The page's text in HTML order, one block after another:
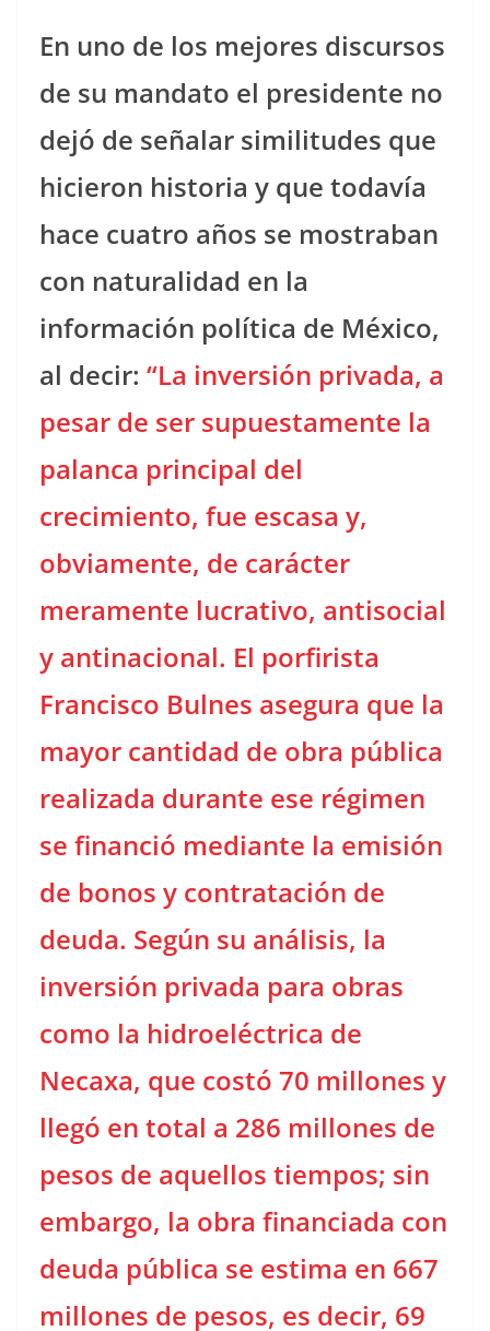
En uno de los mejores discursos
de su mandato el presidente no
dejó de señalar similitudes que
hicieron historia y que todavía
hace cuatro años se mostraban
con naturalidad en la
información política de México,
al decir: “La inversión privada, a
pesar de ser supuestamente la
palanca principal del
crecimiento, fue escasa y,
obviamente, de carácter
meramente lucrativo, antisocial
y antinacional. El porfirista
Francisco Bulnes asegura que la
mayor cantidad de obra pública
realizada durante ese régimen
se financió mediante la emisión
de bonos y contratación de
deuda. Según su análisis, la
inversión privada para obras
como la hidroeléctrica de
Necaxa, que costó 70 millones y
llegó en total a 286 millones de
pesos de aquellos tiempos; sin
embargo, la obra financiada con
deuda pública se estima en 667
millones de pesos, es decir, 69